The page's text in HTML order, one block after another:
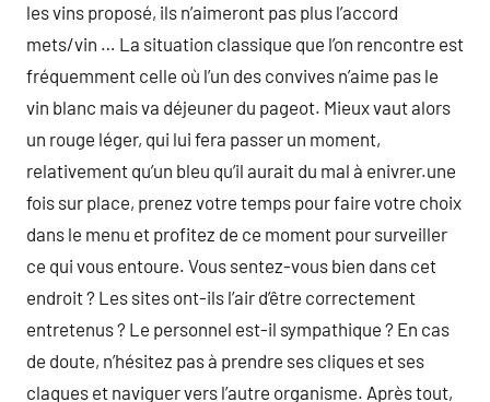
les vins proposé, ils n’aimeront pas plus l’accord
mets/vin … La situation classique que l’on rencontre est
fréquemment celle où l’un des convives n’aime pas le
vin blanc mais va déjeuner du pageot. Mieux vaut alors
un rouge léger, qui lui fera passer un moment,
relativement qu’un bleu qu’il aurait du mal à enivrer.une
fois sur place, prenez votre temps pour faire votre choix
dans le menu et profitez de ce moment pour surveiller
ce qui vous entoure. Vous sentez-vous bien dans cet
endroit ? Les sites ont-ils l’air d’être correctement
entretenus ? Le personnel est-il sympathique ? En cas
de doute, n’hésitez pas à prendre ses cliques et ses
claques et naviguer vers l’autre organisme. Après tout,